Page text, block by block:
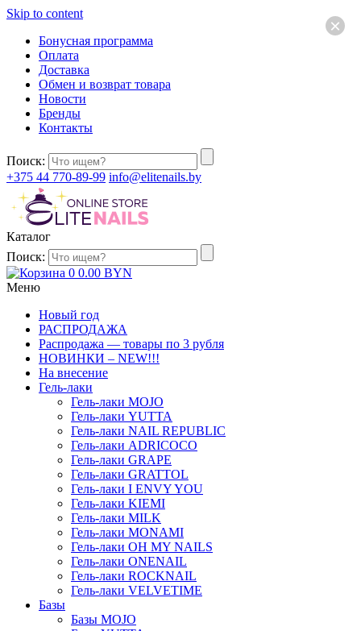
Skip to content
Бонусная программа
Оплата
Доставка
Обмен и возврат товара
Новости
Бренды
Контакты
Поиск:
+375 44 770-89-99 info@elitenails.by
Каталог
Поиск:
0 0.00 BYN
Меню
Новый год
РАСПРОДАЖА
Распродажа — товары по 3 рубля
НОВИНКИ – NEW!!!
На внесение
Гель-лаки
Гель-лаки MOJO
Гель-лаки YUTTA
Гель-лаки NAIL REPUBLIC
Гель-лаки ADRICOCO
Гель-лаки GRAPE
Гель-лаки GRATTOL
Гель-лаки I ENVY YOU
Гель-лаки KIEMI
Гель-лаки MILK
Гель-лаки MONAMI
Гель-лаки OH MY NAILS
Гель-лаки ONENAIL
Гель-лаки ROCKNAIL
Гель-лаки VELVETIME
Базы
Базы MOJO
×